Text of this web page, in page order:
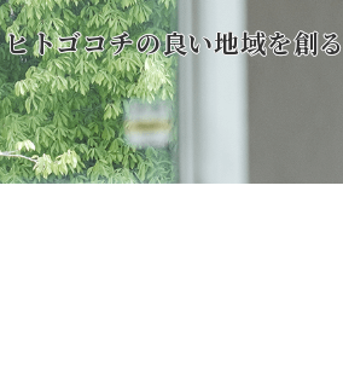
ヒトゴコチの良い地域を創る